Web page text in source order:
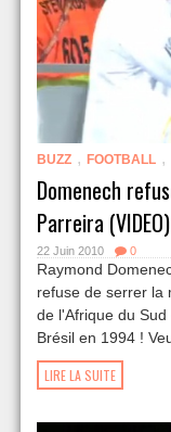
BUZZ , FOOTBALL ,
Domenech
Parreira (VIDEO)
22 Juin 2010 0
Raymond
refuse de serrer la
de l'Afrique du
Brésil en 1994 !
LIRE LA SUITE